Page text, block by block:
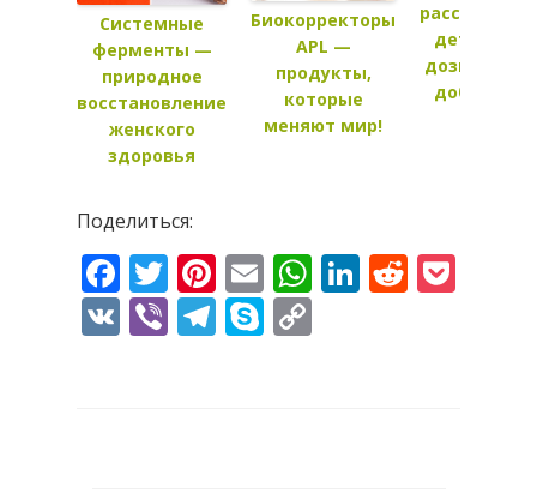
Системные
ферменты —
природное
восстановление
женского
здоровья
Биокорректоры
APL —
продукты,
которые
меняют мир!
рассчитать
детскую
дозировку
добавок
Поделиться:
Facebook
Twitter
Pinterest
EmailWhatsApp
LinkedIn
Reddit
VK ViberTelegram
Skype